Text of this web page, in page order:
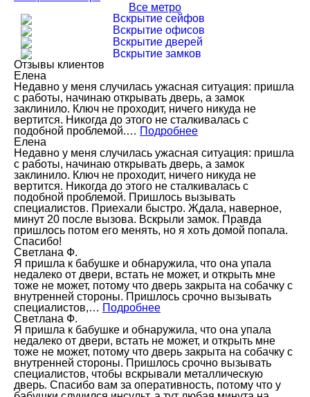
Все метро
Вскрытие сейфов
Вскрытие офисов
Вскрытие дверей
Вскрытие замков
Отзывы клиентов
Елена
Недавно у меня случилась ужасная ситуация: пришла
с работы, начинаю открывать дверь, а замок
заклинило. Ключ не проходит, ничего никуда не
вертится. Никогда до этого не сталкивалась с
подобной проблемой.… Подробнее
Елена
Недавно у меня случилась ужасная ситуация: пришла
с работы, начинаю открывать дверь, а замок
заклинило. Ключ не проходит, ничего никуда не
вертится. Никогда до этого не сталкивалась с
подобной проблемой. Пришлось вызывать
специалистов. Приехали быстро. Ждала, наверное,
минут 20 после вызова. Вскрыли замок. Правда
пришлось потом его менять, но я хоть домой попала.
Спасибо!
Светлана Ф.
Я пришла к бабушке и обнаружила, что она упала
недалеко от двери, встать не может, и открыть мне
тоже не может, потому что дверь закрыта на собачку с
внутренней стороны. Пришлось срочно вызывать
специалистов,… Подробнее
Светлана Ф.
Я пришла к бабушке и обнаружила, что она упала
недалеко от двери, встать не может, и открыть мне
тоже не может, потому что дверь закрыта на собачку с
внутренней стороны. Пришлось срочно вызывать
специалистов, чтобы вскрывали металлическую
дверь. Спасибо вам за оперативность, потому что у